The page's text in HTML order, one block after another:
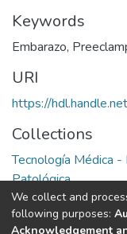
Keywords
Embarazo,
URI
https://
Collections
Tecnología Médica
Patológica
Full item page
We collect and
following purposes:
Acknowledgement